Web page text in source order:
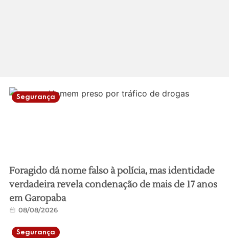
Segurança
Foragido dá nome falso à polícia, mas identidade
verdadeira revela condenação de mais de 17 anos
em Garopaba
08/08/2026
Segurança